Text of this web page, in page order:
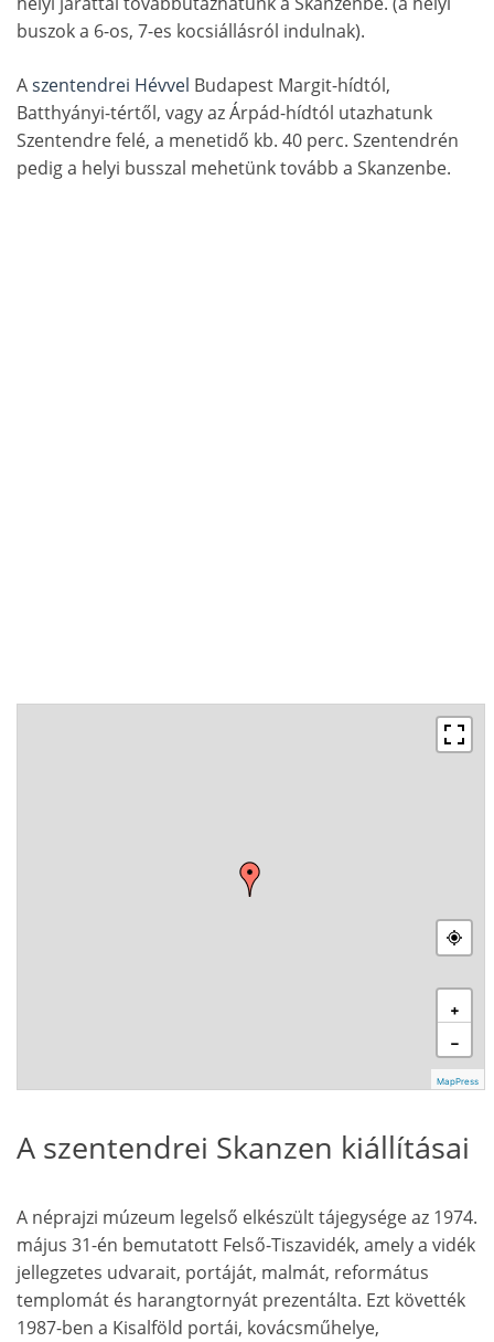
buszok a 6-os, 7-es kocsiállásról indulnak).
Aszentendrei Hévvel Budapest Margit-hídtól,
Batthyányi-tértől, vagy az Árpád-hídtól utazhatunk
Szentendre felé, a menetidő kb. 40 perc. Szentendrén
pedig a helyi busszal mehetünk tovább a Skanzenbe.
+
−
MapPress
A szentendrei Skanzen kiállításai
A néprajzi múzeum legelső elkészült tájegysége az 1974.
május 31-én bemutatott Felső-Tiszavidék, amely a vidék
jellegzetes udvarait, portáját, malmát, református
templomát és harangtornyát prezentálta. Ezt követték
1987-ben a Kisalföld portái, kovácsműhelye,